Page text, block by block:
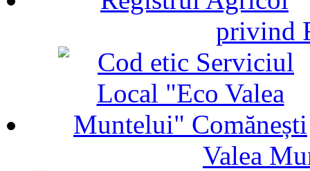
privind
Valea